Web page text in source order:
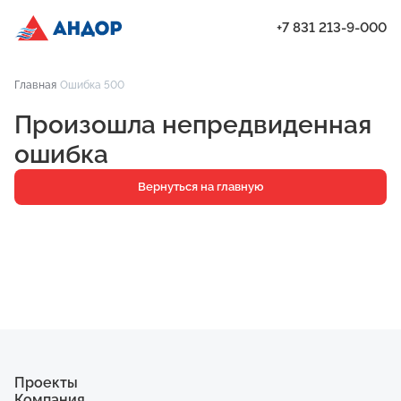
Проекты
Квартиры
Паркинг
Кладовые
+7 831 213-9-000
Главная Ошибка 500
Произошла непредвиденная
ошибка
Вернуться на главную
Проекты